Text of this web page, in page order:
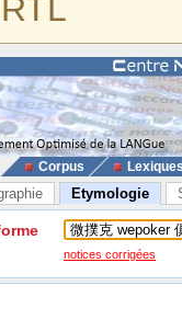
Corpus
Etymologie
notices corrigées